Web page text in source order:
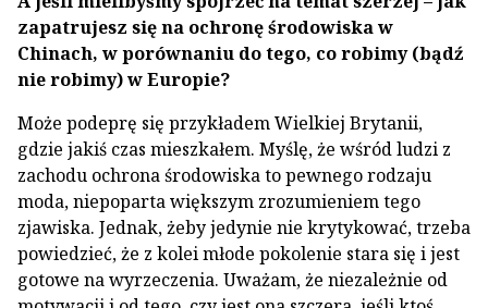
zapatrujesz się na ochronę środowiska w
Chinach, w porównaniu do tego, co robimy (bądź
nie robimy) w Europie?
Może podeprę się przykładem Wielkiej Brytanii,
gdzie jakiś czas mieszkałem. Myślę, że wśród ludzi z
zachodu ochrona środowiska to pewnego rodzaju
moda, niepoparta większym zrozumieniem tego
zjawiska. Jednak, żeby jedynie nie krytykować, trzeba
powiedzieć, że z kolei młode pokolenie stara się i jest
gotowe na wyrzeczenia. Uważam, że niezależnie od